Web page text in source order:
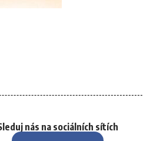
nás na sociálních sítích